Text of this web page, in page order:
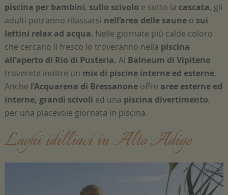
piscina per bambini, sullo scivolo e sotto la cascata, gli
adulti potranno rilassarsi nell’area delle sauneo sui
lettini relaxad acqua. Nelle giornate più calde coloro
che cercano il fresco lo troveranno nella piscina
all'aperto di Rio di Pusteria. Al Balneum di Vipiteno
troverete inoltre un mix di piscine interne ed esterne.
Anche l’Acquarena di Bressanoneoffre aree esterne ed
interne, grandi scivoli ed una piscina divertimento,
per una piacevole giornata in piscina.
Laghi idilliaci in Alto Adige